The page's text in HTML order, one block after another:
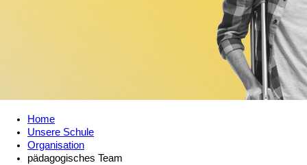
Home
Unsere Schule
Organisation
pädagogisches Team